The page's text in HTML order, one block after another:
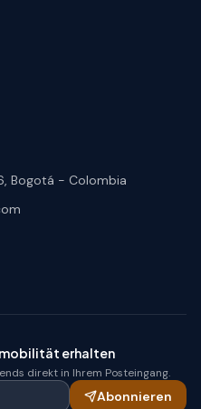
Bogotá - Colombia
erhalten
direkt in Ihrem Posteingang.
Abonnieren